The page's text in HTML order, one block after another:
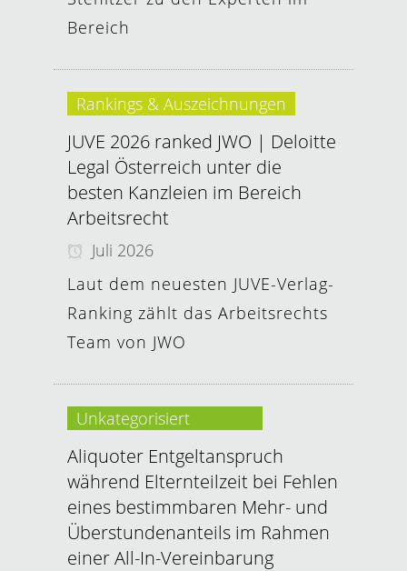
Bereich
Rankings & Auszeichnungen
JUVE 2026 ranked JWO | Deloitte
Legal Österreich unter die
besten Kanzleien im Bereich
Arbeitsrecht
Juli 2026
Laut dem neuesten JUVE-Verlag-
Ranking zählt das Arbeitsrechts
Team von JWO
Unkategorisiert
Aliquoter Entgeltanspruch
während Elternteilzeit bei Fehlen
eines bestimmbaren Mehr- und
Überstundenanteils im Rahmen
einer All-In-Vereinbarung